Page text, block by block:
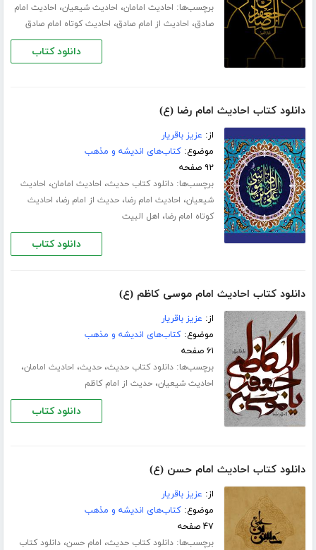
برچسب‌ها: احادیث امامان، احادیث شیعیان، احادیث امام
صادق، احادیث از امام صادق، احادیث کوتاه امام صادق
دانلود کتاب
دانلود کتاب احادیث امام رضا (ع)
از: عزیز باقریار
موضوع:کتاب‌های اندیشه و مذهب
۹۲ صفحه
برچسب‌ها:دانلود کتاب حدیث، احادیث امامان، احادیث
شیعیان، احادیث امام رضا،حدیث از امام رضا، احادیث
کوتاه امام رضا، اهل البیت
دانلود کتاب
دانلود کتاب احادیث امام موسی کاظم (ع)
از: عزیز باقریار
موضوع:کتاب‌های اندیشه و مذهب
۶۱ صفحه
برچسب‌ها:دانلود کتاب حدیث،حدیث، احادیث امامان،
احادیث شیعیان،حدیث از امام کاظم
دانلود کتاب
دانلود کتاب احادیث امام حسن (ع)
از: عزیز باقریار
موضوع:کتاب‌های اندیشه و مذهب
۴۷ صفحه
برچسب‌ها:دانلود کتاب حدیث، امام حسن،دانلود کتاب